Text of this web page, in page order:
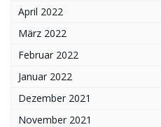
April 2022
März 2022
Februar 2022
Januar 2022
Dezember 2021
November 2021